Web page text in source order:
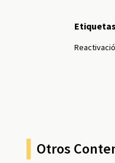
Etiquetas
Otros